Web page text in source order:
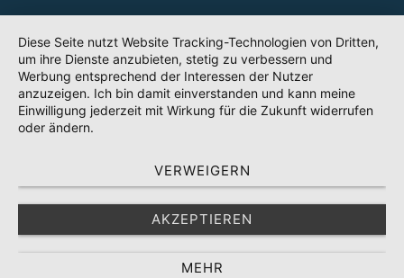
Diese Seite nutzt Website Tracking-Technologien von Dritten,
um ihre Dienste anzubieten, stetig zu verbessern und
Werbung entsprechend der Interessen der Nutzer
anzuzeigen. Ich bin damit einverstanden und kann meine
Einwilligung jederzeit mit Wirkung für die Zukunft widerrufen
oder ändern.
VERWEIGERN
AKZEPTIEREN
MEHR